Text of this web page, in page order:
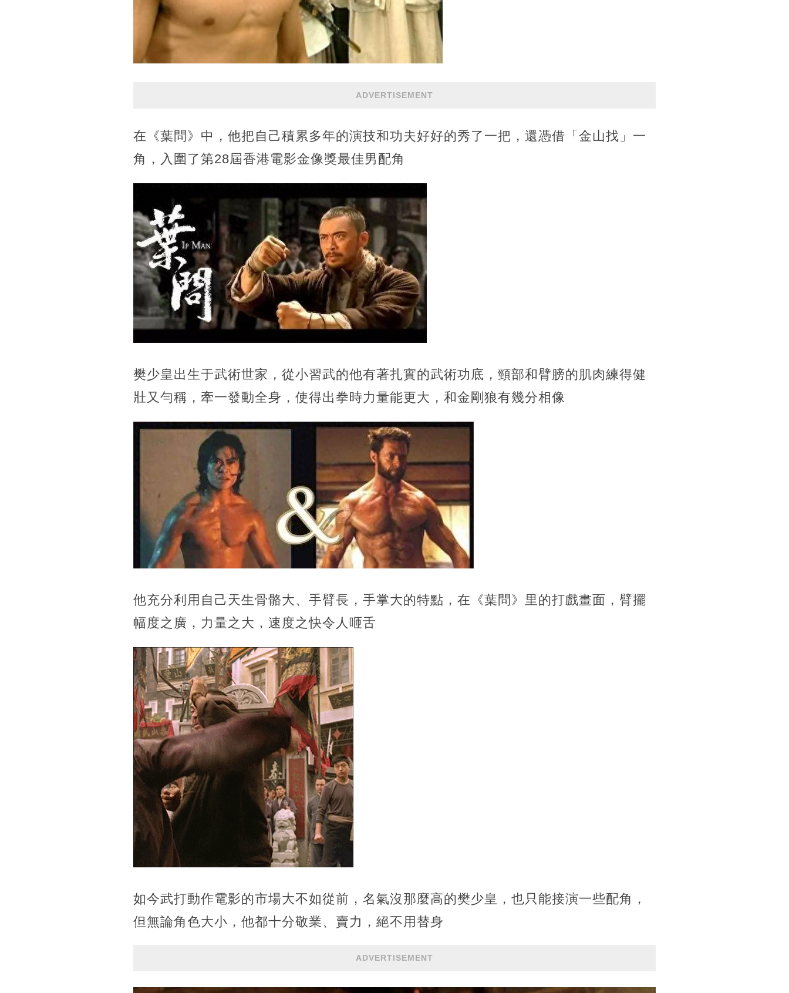
ADVERTISEMENT
在《葉問》中，他把自己積累多年的演技和功夫好好的秀了一把，還憑借「金山找」一
角，入圍了第28屆香港電影金像獎最佳男配角
樊少皇出生于武術世家，從小習武的他有著扎實的武術功底，頸部和臂膀的肌肉練得健
壯又勻稱，牽一發動全身，使得出拳時力量能更大，和金剛狼有幾分相像
他充分利用自己天生骨骼大、手臂長，手掌大的特點，在《葉問》里的打戲畫面，臂擺
幅度之廣，力量之大，速度之快令人咂舌
如今武打動作電影的市場大不如從前，名氣沒那麼高的樊少皇，也只能接演一些配角，
但無論角色大小，他都十分敬業、賣力，絕不用替身
ADVERTISEMENT